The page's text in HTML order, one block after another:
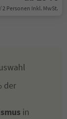
2 Personen Inkl. MwSt.
der
in